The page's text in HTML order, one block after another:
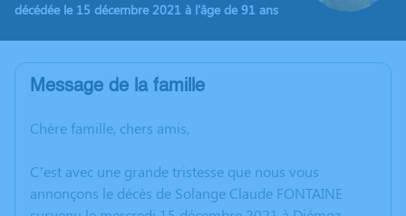
décédée le 15 décembre 2021 à l'âge de 91 ans
Message de la famille
Chère famille, chers amis,
C’est avec une grande tristesse que nous vous
annonçons le décès de Solange Claude FONTAINE